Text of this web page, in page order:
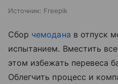
Источник: Freepik
Сбор чемодана в отпуск
испытанием. Вместить
этом избежать перевеса
Облегчить процесс и